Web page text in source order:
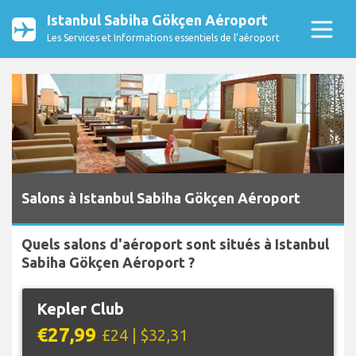
Istanbul Sabiha Gökçen Aéroport
Les Services et Informations essentiels de l’aéroport
Salons à Istanbul Sabiha Gökçen Aéroport
Quels salons d'aéroport sont situés à Istanbul
Sabiha Gökçen Aéroport ?
Kepler Club
€27,99 £24 | $32,31